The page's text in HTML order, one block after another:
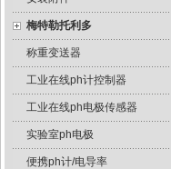
梅特勒托利多
称重变送器
工业在线ph计控制器
工业在线ph电极传感器
实验室ph电极
便携ph计/电导率